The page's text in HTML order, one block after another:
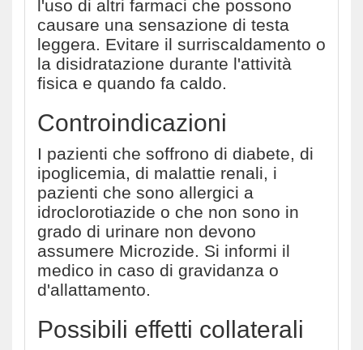
l'uso di altri farmaci che possono
causare una sensazione di testa
leggera. Evitare il surriscaldamento o
la disidratazione durante l'attività
fisica e quando fa caldo.
Controindicazioni
I pazienti che soffrono di diabete, di
ipoglicemia, di malattie renali, i
pazienti che sono allergici a
idroclorotiazide o che non sono in
grado di urinare non devono
assumere Microzide. Si informi il
medico in caso di gravidanza o
d'allattamento.
Possibili effetti collaterali